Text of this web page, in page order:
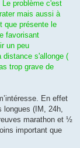
problème c'est
mais aussi à
que présente le
favorisant
un peu
distance s'allonge (
trop grave de
En effet
longues (IM, 24h,
marathon et ½
important que